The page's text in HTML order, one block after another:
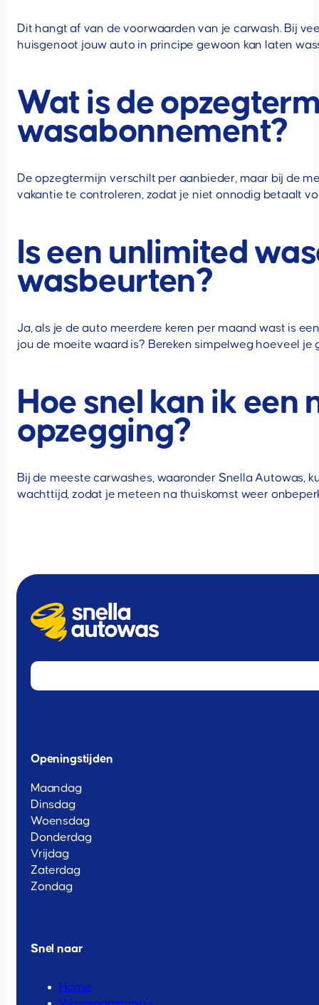
Dit hangt af van de voorwaarden van je carwash. Bij
huisgenoot jouw auto in principe gewoon kan laten
Wat is de
wasabonnement?
De opzegtermijn verschilt per aanbieder, maar bij de
vakantie te controleren, zodat je niet onnodig betaalt
Is een unlimited
wasbeurten?
Ja, als je de auto meerdere keren per maand wast is
jou de moeite waard is? Bereken simpelweg hoeveel
Hoe snel kan ik
opzegging?
Bij de meeste carwashes, waaronder Snella Autowas,
wachttijd, zodat je meteen na thuiskomst weer
Openingstijden
Maandag
Dinsdag
Woensdag
Donderdag
Vrijdag
Zaterdag
Zondag
Snel naar
Home